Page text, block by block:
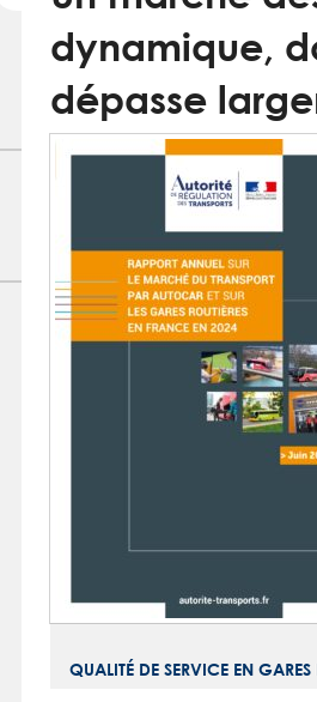
dynamique,
dépasse
QUALITÉ DE SERVICE EN GARES